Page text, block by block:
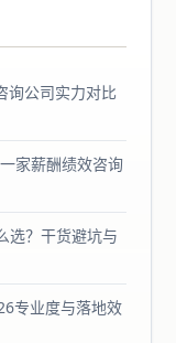
询公司实力对比
家薪酬绩效咨询
选？干货避坑与
专业度与落地效